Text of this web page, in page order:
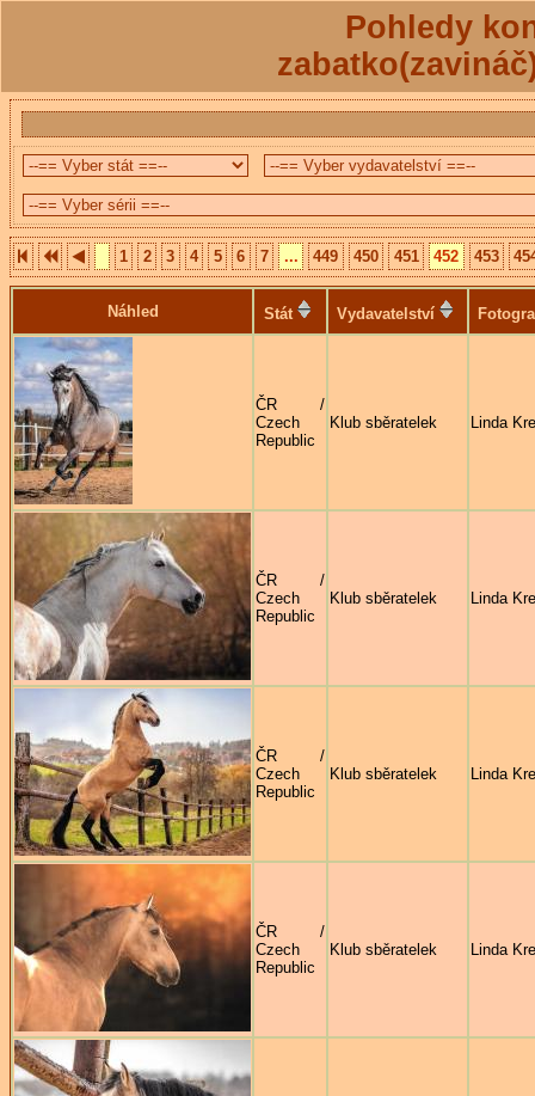
Pohledy
1 2 3 4 5 6 7 ... 449 450 451 452 453
Náhled Stát Vydavatelství
ČR /
Czech
Republic
Klub sběratelek Linda
ČR /
Czech
Republic
Klub sběratelek Linda
ČR /
Czech
Republic
Klub sběratelek Linda
ČR /
Czech
Republic
Klub sběratelek Linda